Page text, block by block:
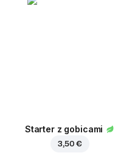
Starter z gobicami
3,50 €